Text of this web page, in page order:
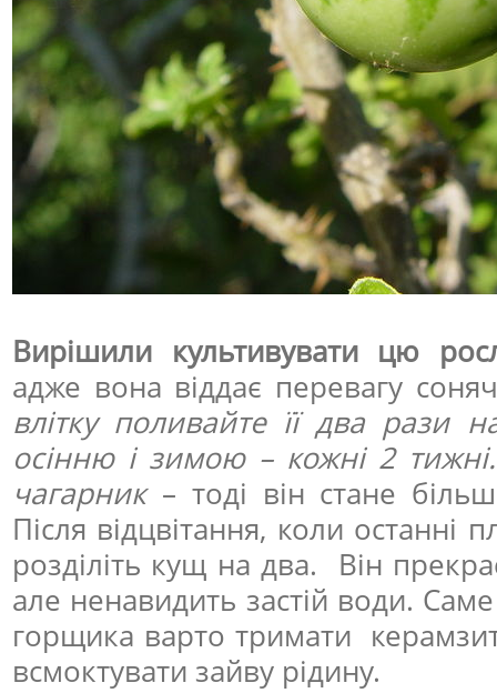
Вирішили культивувати цю
адже вона віддає перевагу
влітку поливайте її два рази
осінню і зимою – кожні 2
чагарник– тоді він стане
Після відцвітання, коли останні
розділіть кущ на два. Він
але ненавидить застій води.
горщика варто тримати
всмоктувати зайву рідину.